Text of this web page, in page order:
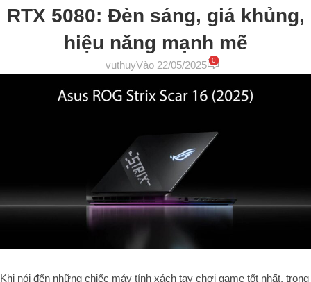
RTX 5080: Đèn sáng, giá khủng,
hiệu năng mạnh mẽ
vuthuyVào 22/05/2025 0
Khi nói đến những chiếc máy tính xách tay chơi game tốt nhất, trong